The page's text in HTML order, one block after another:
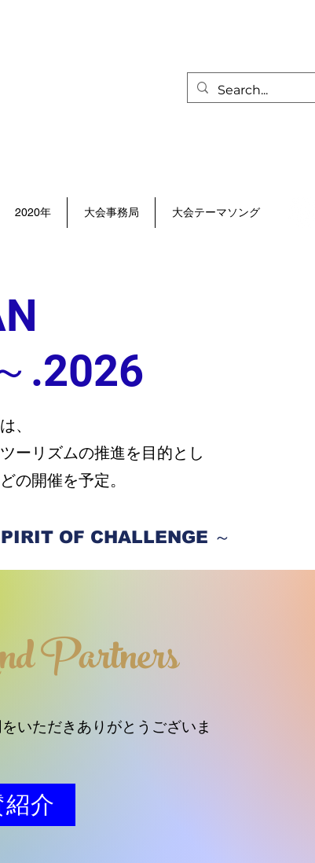
2020年 大会事務局 大会テーマソング
.2026
、
ーリズムの推進を目的とし
の開催を予定。
OF CHALLENGE ～
Partners
いただきありがとうございま
介